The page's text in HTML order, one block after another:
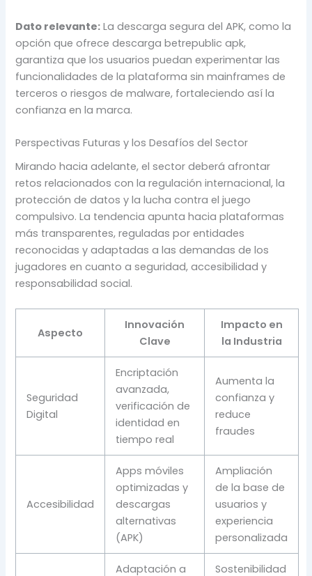
Dato relevante: La descarga segura del APK, como la
opción que ofrece descarga betrepublic apk,
garantiza que los usuarios puedan experimentar las
funcionalidades de la plataforma sin mainframes de
terceros o riesgos de malware, fortaleciendo así la
confianza en la marca.
Perspectivas Futuras y los Desafíos del Sector
Mirando hacia adelante, el sector deberá afrontar
retos relacionados con la regulación internacional, la
protección de datos y la lucha contra el juego
compulsivo. La tendencia apunta hacia plataformas
más transparentes, reguladas por entidades
reconocidas y adaptadas a las demandas de los
jugadores en cuanto a seguridad, accesibilidad y
responsabilidad social.
Aspecto
Innovación
Clave
Impacto en
la Industria
Seguridad
Digital
Encriptación
avanzada,
verificación de
identidad en
tiempo real
Aumenta la
confianza y
reduce
fraudes
Accesibilidad
Apps móviles
optimizadas y
descargas
alternativas
(APK)
Ampliación
de la base de
usuarios y
experiencia
personalizada
Adaptación a
Sostenibilidad